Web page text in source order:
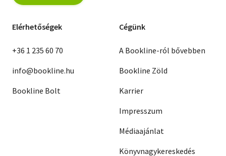
Elérhetőségek
+36 1 235 60 70
info@bookline.hu
Bookline Bolt
Cégünk
A Bookline-ról bővebben
Bookline Zöld
Karrier
Impresszum
Médiaajánlat
Könyvnagykereskedés